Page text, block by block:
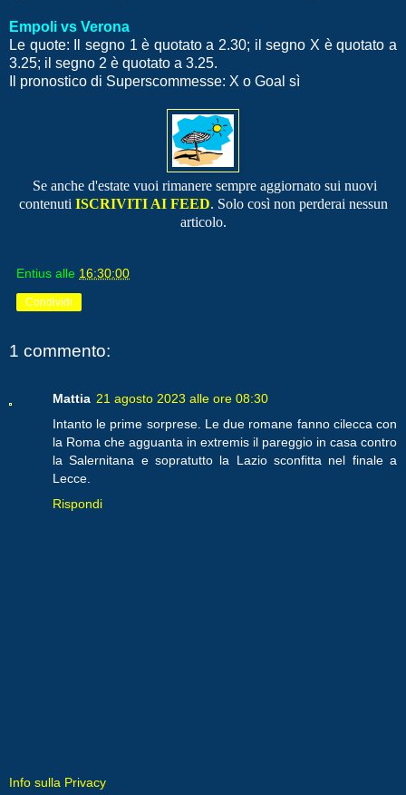
Empoli vs Verona
Le quote: Il segno 1 è quotato a 2.30; il segno X è quotato a
3.25; il segno 2 è quotato a 3.25.
Il pronostico di Superscommesse: X o Goal sì
Se anche d'estate vuoi rimanere sempre aggiornato sui nuovi
contenuti ISCRIVITI AI FEED. Solo così non perderai nessun
articolo.
Entius alle 16:30:00
Condividi
1 commento:
Mattia 21 agosto 2023 alle ore 08:30
Intanto le prime sorprese. Le due romane fanno cilecca con
la Roma che agguanta in extremis il pareggio in casa contro
la Salernitana e sopratutto la Lazio sconfitta nel finale a
Lecce.
Rispondi
Info sulla Privacy